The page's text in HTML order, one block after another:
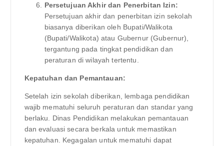
Persetujuan Akhir dan Penerbitan Izin:
Persetujuan akhir dan penerbitan izin sekolah
biasanya diberikan oleh Bupati/Walikota
(Bupati/Walikota) atau Gubernur (Gubernur),
tergantung pada tingkat pendidikan dan
peraturan di wilayah tertentu.
Kepatuhan dan Pemantauan:
Setelah izin sekolah diberikan, lembaga pendidikan
wajib mematuhi seluruh peraturan dan standar yang
berlaku. Dinas Pendidikan melakukan pemantauan
dan evaluasi secara berkala untuk memastikan
kepatuhan. Kegagalan untuk mematuhi dapat